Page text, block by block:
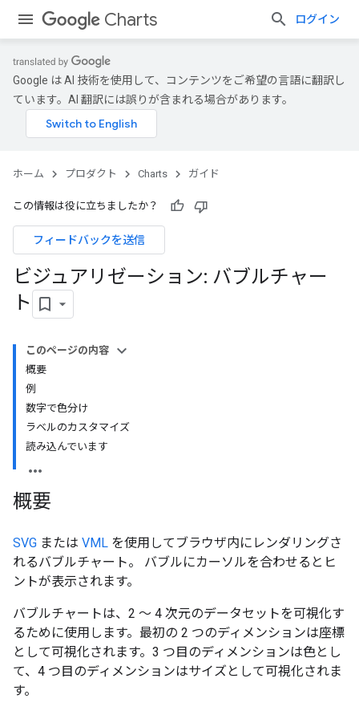
Charts ログイン
Google は AI 技術を使用して、コンテンツをご希望の言語に翻訳し
ています。AI 翻訳には誤りが含まれる場合があります。
ホーム プロダクト Charts ガイド
この情報は役に立ちましたか？
フィードバックを送信
ビジュアリゼーション: バブルチャー
ト
このページの内容
概要
例
数字で色分け
ラベルのカスタマイズ
読み込んでいます
概要
SVG または VML を使用してブラウザ内にレンダリングさ
れるバブルチャート。 バブルにカーソルを合わせるとヒ
ントが表示されます。
バブルチャートは、2 ～ 4 次元のデータセットを可視化す
るために使用します。最初の 2 つのディメンションは座標
として可視化されます。3 つ目のディメンションは色とし
て、4 つ目のディメンションはサイズとして可視化されま
す。